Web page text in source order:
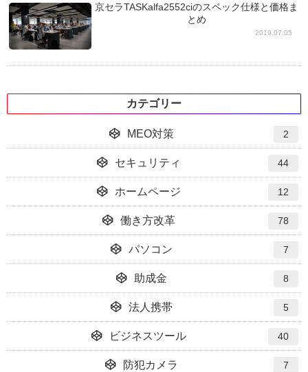
京セラTASKalfa2552ciのスペック仕様と価格ま
とめ
2019.07.05
カテゴリー
MEO対策 2
セキュリティ 44
ホームページ 12
働き方改革 78
パソコン 7
助成金 8
法人携帯 5
ビジネスツール 40
防犯カメラ 7